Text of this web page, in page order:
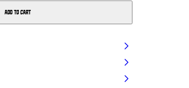
Add to cart